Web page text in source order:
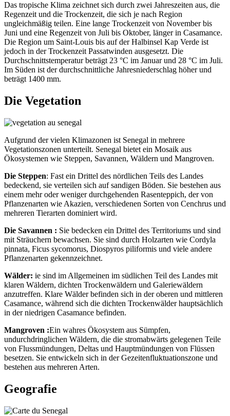
Das tropische Klima zeichnet sich durch zwei Jahreszeiten aus, die
Regenzeit und die Trockenzeit, die sich je nach Region
ungleichmäßig teilen. Eine lange Trockenzeit von November bis
Juni und eine Regenzeit von Juli bis Oktober, länger in Casamance.
Die Region um Saint-Louis bis auf der Halbinsel Kap Verde ist
jedoch in der Trockenzeit Passatwinden ausgesetzt. Die
Durchschnittstemperatur beträgt 23 °C im Januar und 28 °C im Juli.
Im Süden ist der durchschnittliche Jahresniederschlag höher und
beträgt 1400 mm.
Die Vegetation
Aufgrund der vielen Klimazonen ist Senegal in mehrere
Vegetationszonen unterteilt. Senegal bietet ein Mosaik aus
Ökosystemen wie Steppen, Savannen, Wäldern und Mangroven.
Die Steppen: Fast ein Drittel des nördlichen Teils des Landes
bedeckend, sie verteilen sich auf sandigen Böden. Sie bestehen aus
einem mehr oder weniger durchgehenden Rasenteppich, der von
Pflanzenarten wie Akazien, verschiedenen Sorten von Cenchrus und
mehreren Tierarten dominiert wird.
Die Savannen : Sie bedecken ein Drittel des Territoriums und sind
mit Sträuchern bewachsen. Sie sind durch Holzarten wie Cordyla
pinnata, Ficus sycomorus, Diospyros piliformis und viele andere
Pflanzenarten gekennzeichnet.
Wälder: ie sind im Allgemeinen im südlichen Teil des Landes mit
klaren Wäldern, dichten Trockenwäldern und Galeriewäldern
anzutreffen. Klare Wälder befinden sich in der oberen und mittleren
Casamance, während sich die dichten Trockenwälder hauptsächlich
in der niedrigen Casamance befinden.
Mangroven :Ein wahres Ökosystem aus Sümpfen,
undurchdringlichen Wäldern, die die stromabwärts gelegenen Teile
von Flussmündungen, Deltas und Hauptmündungen von Flüssen
besetzen. Sie entwickeln sich in der Gezeitenfluktuationszone und
bestehen aus mehreren Arten.
Geografie